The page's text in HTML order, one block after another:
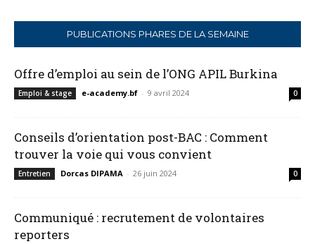
PUBLICATIONS PHARES DE LA SEMAINE
Offre d’emploi au sein de l’ONG APIL Burkina
Emploi & stage e-academy.bf - 9 avril 2024 0
Conseils d’orientation post-BAC : Comment
trouver la voie qui vous convient
Entretien Dorcas DIPAMA - 26 juin 2024 0
Communiqué : recrutement de volontaires
reporters